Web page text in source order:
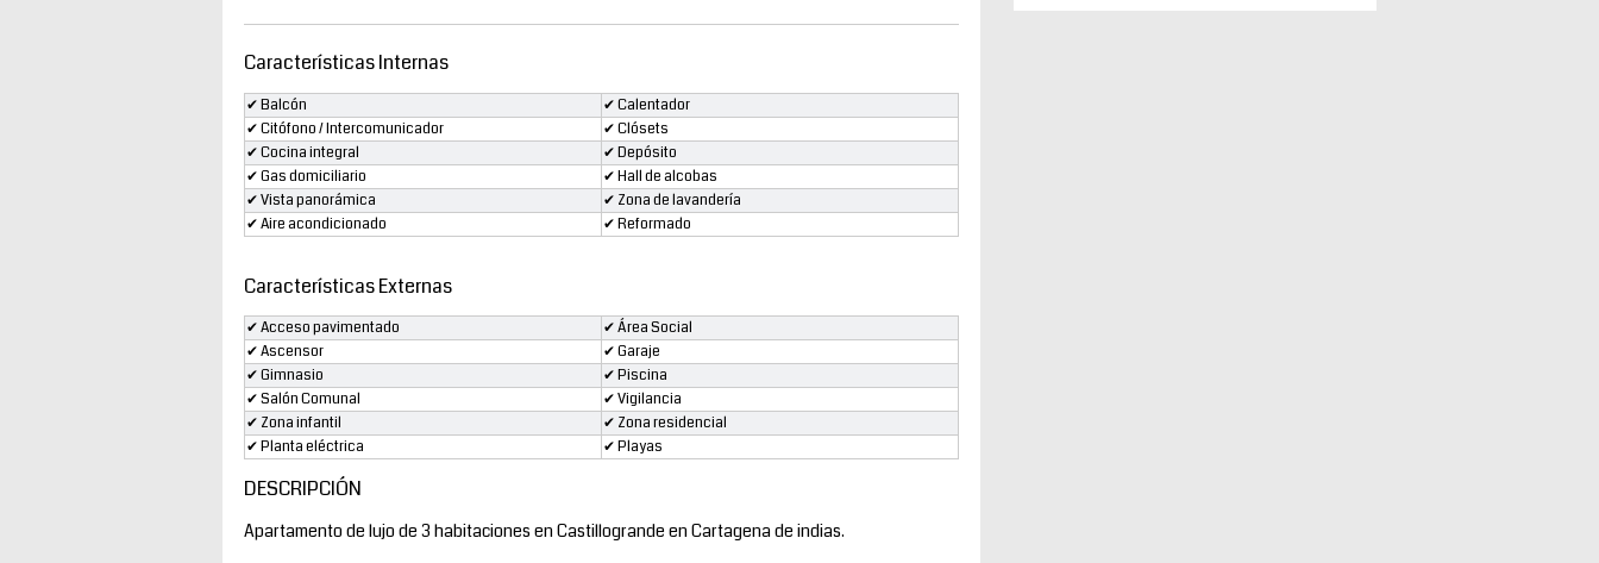
Características Internas
✔ Balcón
✔ Calentador
✔ Citófono / Intercomunicador
✔ Clósets
✔ Cocina integral
✔ Depósito
✔ Gas domiciliario
✔ Hall de alcobas
✔ Vista panorámica
✔ Zona de lavandería
✔ Aire acondicionado
✔ Reformado
Características Externas
✔ Acceso pavimentado
✔ Área Social
✔ Ascensor
✔ Garaje
✔ Gimnasio
✔ Piscina
✔ Salón Comunal
✔ Vigilancia
✔ Zona infantil
✔ Zona residencial
✔ Planta eléctrica
✔ Playas
DESCRIPCIÓN
Apartamento de lujo de 3 habitaciones en Castillogrande en Cartagena de indias.